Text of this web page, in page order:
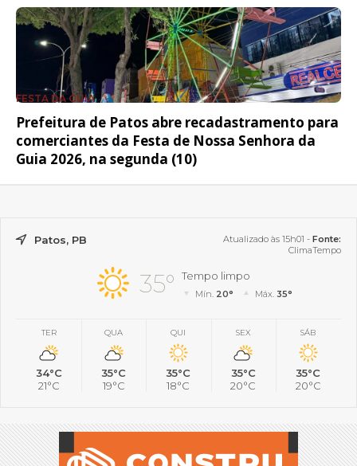
FESTA DA GUIA
Prefeitura de Patos abre recadastramento para
comerciantes da Festa de Nossa Senhora da
Guia 2026, na segunda (10)
Patos, PB Atualizado às 15h01 - Fonte:
ClimaTempo
35° Tempo limpo
Mín. 20° Máx. 35°
TER
34°C
21°C
QUA
35°C
19°C
QUI
35°C
18°C
SEX
35°C
20°C
SÁB
35°C
20°C